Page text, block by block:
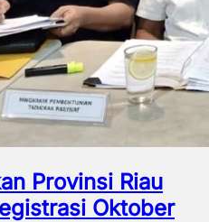
Provinsi Riau
Oktober